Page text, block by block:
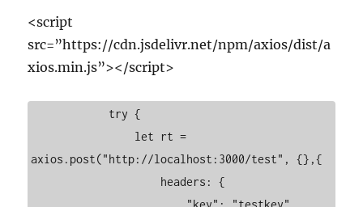
<script
src=”https://cdn.jsdelivr.net/npm/axios/dist/a
xios.min.js”></script>
axios.post("http://localhost:3000/test", {},{